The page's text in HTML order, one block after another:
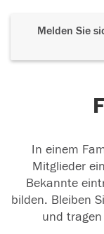
Melden Sie
In einem
Mitglieder
Bekannte
bilden. Bleiben
und